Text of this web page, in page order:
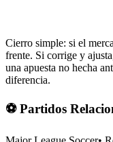
Cierro simple: si el
frente. Si corrige y
una apuesta no hecha
diferencia.
⚽ Partidos